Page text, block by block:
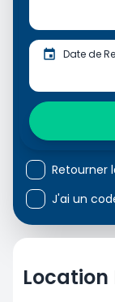
Date de
Retourner
J'ai un
Location